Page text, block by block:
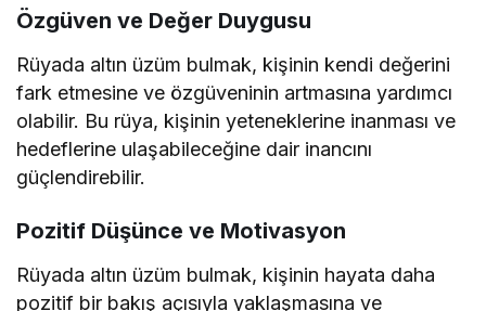
Özgüven ve Değer Duygusu
Rüyada altın üzüm bulmak, kişinin kendi değerini
fark etmesine ve özgüveninin artmasına yardımcı
olabilir. Bu rüya, kişinin yeteneklerine inanması ve
hedeflerine ulaşabileceğine dair inancını
güçlendirebilir.
Pozitif Düşünce ve Motivasyon
Rüyada altın üzüm bulmak, kişinin hayata daha
pozitif bir bakış açısıyla yaklaşmasına ve